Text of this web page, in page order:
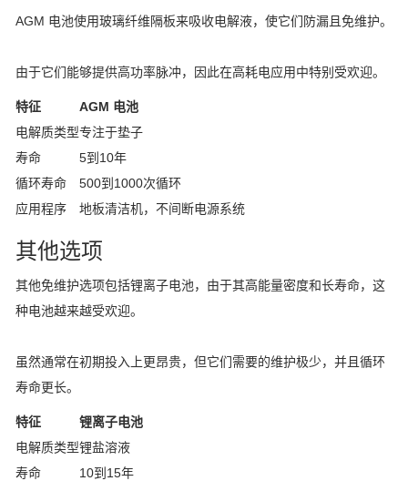
AGM 电池使用玻璃纤维隔板来吸收电解液，使它们防漏且免维护。
由于它们能够提供高功率脉冲，因此在高耗电应用中特别受欢迎。
特征
AGM 电池
电解质类型专注于垫子
寿命
5到10年
循环寿命
500到1000次循环
应用程序
地板清洁机，不间断电源系统
其他选项
其他免维护选项包括锂离子电池，由于其高能量密度和长寿命，这
种电池越来越受欢迎。
虽然通常在初期投入上更昂贵，但它们需要的维护极少，并且循环
寿命更长。
特征
锂离子电池
电解质类型锂盐溶液
寿命
10到15年